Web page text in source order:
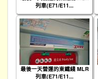
列車(E71/E11...
最後一天營運的東鐵綫 MLR
列車(E71/E11...